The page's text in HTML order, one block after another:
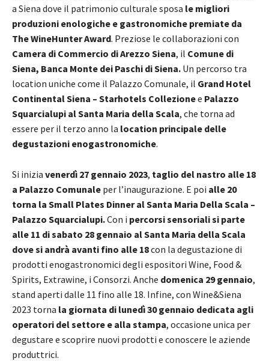
a Siena dove il patrimonio culturale sposa le migliori
produzioni enologiche e gastronomiche premiate da
The WineHunter Award. Preziose le collaborazioni con
Camera di Commercio di Arezzo Siena, il Comune di
Siena, Banca Monte dei Paschi di Siena. Un percorso tra
location uniche come il Palazzo Comunale, il Grand Hotel
Continental Siena – Starhotels Collezionee Palazzo
Squarcialupi al Santa Maria della Scala, che torna ad
essere per il terzo anno la location principale delle
degustazioni enogastronomiche.
Si inizia venerdì 27 gennaio 2023, taglio del nastro alle 18
a Palazzo Comunale per l’inaugurazione. E poi alle 20
torna la Small Plates Dinner al Santa Maria Della Scala –
Palazzo Squarcialupi.Con i percorsi sensoriali si parte
alle 11 di sabato 28 gennaio al Santa Maria della Scala
dove si andrà avanti fino alle 18con la degustazione di
prodotti enogastronomici degli espositori Wine, Food &
Spirits, Extrawine, i Consorzi. Anche domenica 29 gennaio,
stand aperti dalle 11 fino alle 18. Infine, con Wine&Siena
2023 torna la giornata di lunedì 30 gennaio dedicata agli
operatori del settore e alla stampa, occasione unica per
degustare e scoprire nuovi prodotti e conoscere le aziende
produttrici.